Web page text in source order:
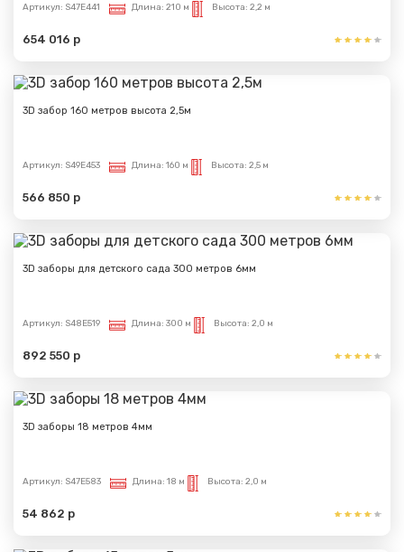
Артикул: S47E441 Длина: 210 м Высота: 2,2 м
654 016 р
3D забор 160 метров высота 2,5м
Артикул: S49E453 Длина: 160 м Высота: 2,5 м
566 850 р
3D заборы для детского сада 300 метров 6мм
Артикул: S48E519 Длина: 300 м Высота: 2,0 м
892 550 р
3D заборы 18 метров 4мм
Артикул: S47E583 Длина: 18 м Высота: 2,0 м
54 862 р
Сообщение успешно